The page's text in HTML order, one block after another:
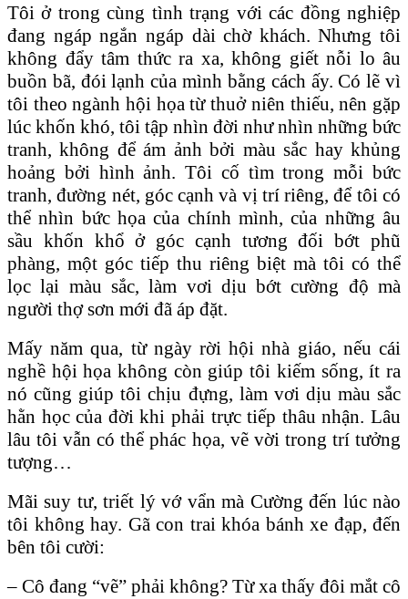
Tôi ở trong cùng tình trạng với các đồng nghiệp
đang ngáp ngắn ngáp dài chờ khách. Nhưng tôi
không đẩy tâm thức ra xa, không giết nỗi lo âu
buồn bã, đói lạnh của mình bằng cách ấy. Có lẽ vì
tôi theo ngành hội họa từ thuở niên thiếu, nên gặp
lúc khốn khó, tôi tập nhìn đời như nhìn những bức
tranh, không để ám ảnh bởi màu sắc hay khủng
hoảng bởi hình ảnh. Tôi cố tìm trong mỗi bức
tranh, đường nét, góc cạnh và vị trí riêng, để tôi có
thể nhìn bức họa của chính mình, của những âu
sầu khốn khổ ở góc cạnh tương đối bớt phũ
phàng, một góc tiếp thu riêng biệt mà tôi có thể
lọc lại màu sắc, làm vơi dịu bớt cường độ mà
người thợ sơn mới đã áp đặt.
Mấy năm qua, từ ngày rời hội nhà giáo, nếu cái
nghề hội họa không còn giúp tôi kiếm sống, ít ra
nó cũng giúp tôi chịu đựng, làm vơi dịu màu sắc
hằn học của đời khi phải trực tiếp thâu nhận. Lâu
lâu tôi vẫn có thể phác họa, vẽ vời trong trí tưởng
tượng…
Mãi suy tư, triết lý vớ vẩn mà Cường đến lúc nào
tôi không hay. Gã con trai khóa bánh xe đạp, đến
bên tôi cười:
– Cô đang “vẽ” phải không? Từ xa thấy đôi mắt cô